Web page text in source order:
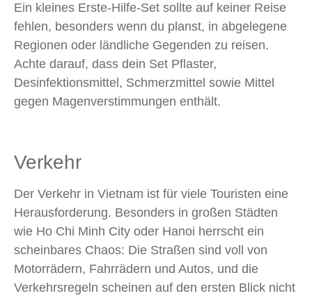
Ein kleines Erste-Hilfe-Set sollte auf keiner Reise
fehlen, besonders wenn du planst, in abgelegene
Regionen oder ländliche Gegenden zu reisen.
Achte darauf, dass dein Set Pflaster,
Desinfektionsmittel, Schmerzmittel sowie Mittel
gegen Magenverstimmungen enthält.
Verkehr
Der Verkehr in Vietnam ist für viele Touristen eine
Herausforderung. Besonders in großen Städten
wie Ho Chi Minh City oder Hanoi herrscht ein
scheinbares Chaos: Die Straßen sind voll von
Motorrädern, Fahrrädern und Autos, und die
Verkehrsregeln scheinen auf den ersten Blick nicht